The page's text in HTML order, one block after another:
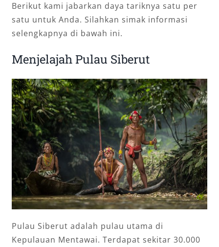
Berikut kami jabarkan daya tariknya satu per
satu untuk Anda. Silahkan simak informasi
selengkapnya di bawah ini.
Menjelajah Pulau Siberut
Pulau Siberut adalah pulau utama di
Kepulauan Mentawai. Terdapat sekitar 30.000